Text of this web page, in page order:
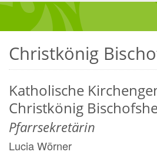
Christkönig
Katholische
Christkönig
Pfarrsekretärin
LuciaWörner